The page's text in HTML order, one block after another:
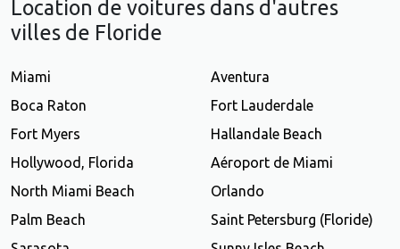
Location de voitures dans d'autres
villes de Floride
Miami
Aventura
Boca Raton
Fort Lauderdale
Fort Myers
Hallandale Beach
Hollywood, Florida
Aéroport de Miami
North Miami Beach
Orlando
Palm Beach
Saint Petersburg (Floride)